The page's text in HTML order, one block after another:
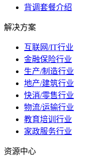
背调套餐介绍
解决方案
互联网/IT行业
金融保险行业
生产/制造行业
地产/建筑行业
快消/零售行业
物流/运输行业
教育培训行业
家政服务行业
资源中心